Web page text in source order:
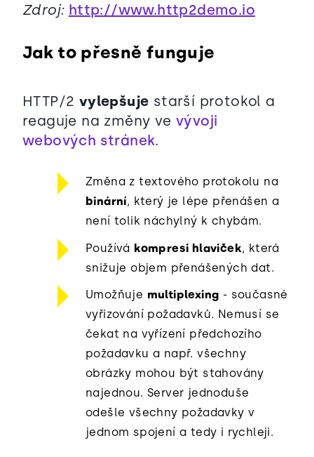
Zdroj: http://www.http2demo.io
Jak to přesně funguje
HTTP/2 vylepšuje starší protokol a
reaguje na změny ve vývoji
webových stránek.
Změna z textového protokolu na
binární, který je lépe přenášen a
není tolik náchylný k chybám.
Používá kompresi hlaviček, která
snižuje objem přenášených dat.
Umožňuje multiplexing - současné
vyřizování požadavků. Nemusí se
čekat na vyřízení předchozího
požadavku a např. všechny
obrázky mohou být stahovány
najednou. Server jednoduše
odešle všechny požadavky v
jednom spojení a tedy i rychleji.